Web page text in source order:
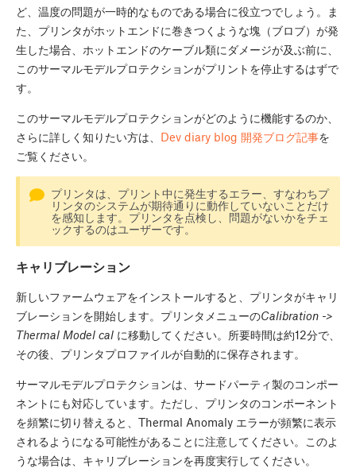
ど、温度の問題が一時的なものである場合に役立つでしょう。ま
た、プリンタがホットエンドに巻きつくような塊（ブロブ）が発
生した場合、ホットエンドのケーブル類にダメージが及ぶ前に、
このサーマルモデルプロテクションがプリントを停止するはずで
す。
このサーマルモデルプロテクションがどのように機能するのか、
さらに詳しく知りたい方は、 Dev diary blog 開発ブログ記事を
ご覧ください。
プリンタは、プリント中に発生するエラー、すなわちプ
リンタのシステムが期待通りに動作していないことだけ
を感知します。プリンタを点検し、問題がないかをチェ
ックするのはユーザーです。
キャリブレーション
新しいファームウェアをインストールすると、プリンタがキャリ
ブレーションを開始します。プリンタメニューのCalibration ->
Thermal Model cal に移動してください。所要時間は約12分で、
その後、プリンタプロファイルが自動的に保存されます。
サーマルモデルプロテクションは、サードパーティ製のコンポー
ネントにも対応しています。ただし、プリンタのコンポーネント
を頻繁に切り替えると、Thermal Anomaly エラーが頻繁に表示
されるようになる可能性があることに注意してください。このよ
うな場合は、キャリブレーションを再度実行してください。